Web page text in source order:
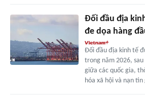
Đối đầu địa
đe dọa hàng
Đối đầu địa kinh tế
trong năm 2026,
giữa các quốc gia,
hóa xã hội và nạn tin